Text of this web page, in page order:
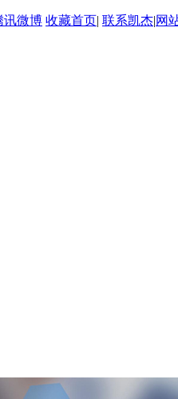
收藏首页| 联系凯杰|网